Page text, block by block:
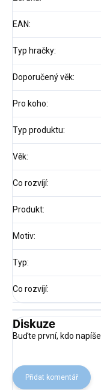
EAN:
Typ hračky:
Doporučený věk:
Pro koho:
Typ produktu:
Věk:
Co rozvíjí:
Produkt:
Motiv:
Typ:
Co rozvíjí:
Diskuze
Buďte první, kdo
Přidat komentář